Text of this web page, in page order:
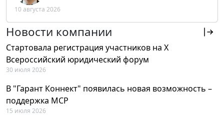
РФ
10 августа 2026
Новости компании
Стартовала регистрация участников на X
Всероссийский юридический форум
30 июля 2026
В "Гарант Коннект" появилась новая возможность –
поддержка MCP
15 июля 2026